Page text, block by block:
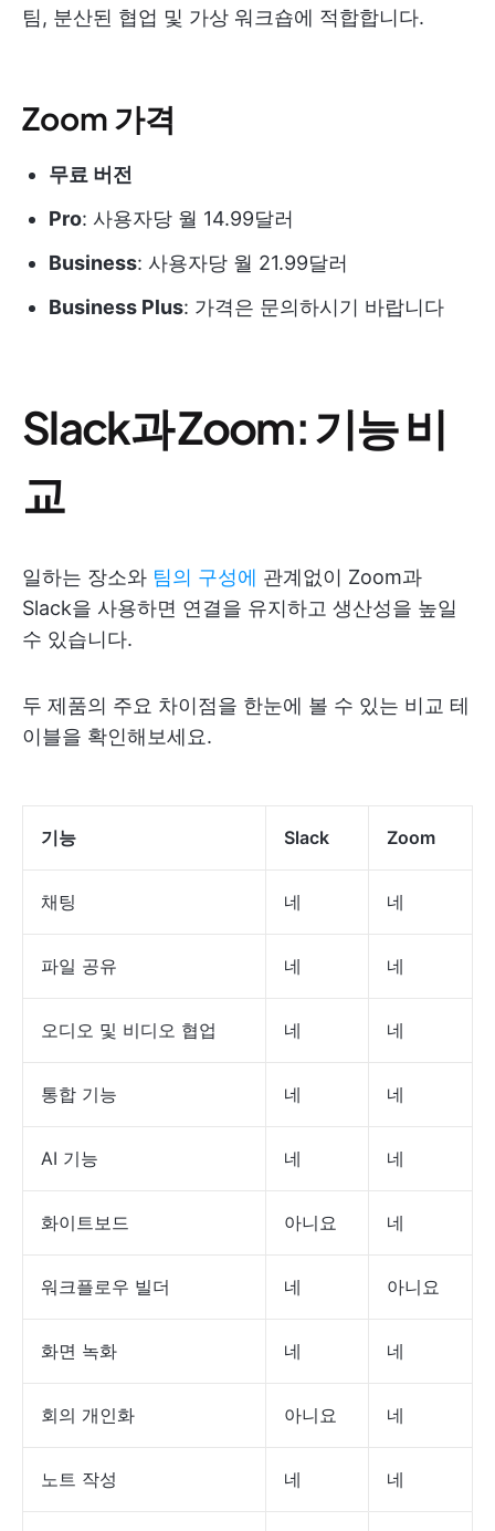
팀, 분산된 협업 및 가상 워크숍에 적합합니다.
Zoom 가격
무료 버전
Pro: 사용자당 월 14.99달러
Business: 사용자당 월 21.99달러
Business Plus: 가격은 문의하시기 바랍니다
Slack과 Zoom: 기능 비
교
일하는 장소와 팀의 구성에 관계없이 Zoom과
Slack을 사용하면 연결을 유지하고 생산성을 높일
수 있습니다.
두 제품의 주요 차이점을 한눈에 볼 수 있는 비교 테
이블을 확인해보세요.
기능 Slack Zoom
채팅 네 네
파일 공유 네 네
오디오 및 비디오 협업 네 네
통합 기능 네 네
AI 기능 네 네
화이트보드 아니요 네
워크플로우 빌더 네 아니요
화면 녹화 네 네
회의 개인화 아니요 네
노트 작성 네 네